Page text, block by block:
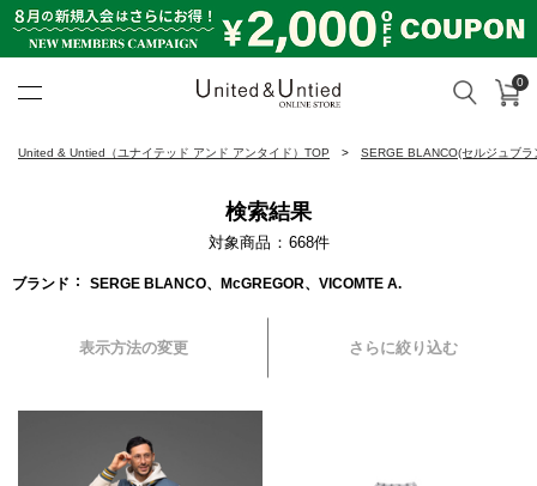
検索 カ
0
United & Untied（ユナイテッド アンド アンタイド）TOP SERGE BLANCO(セルジュブ
検索結果
対象商品 668件
ブランド SERGE BLANCO、McGREGOR、VICOMTE A.
表示方法の変更 さらに絞り込む